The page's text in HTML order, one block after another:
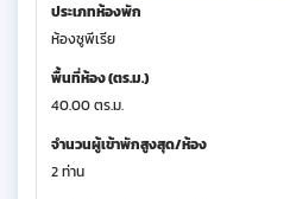
ประเภทห้องพัก
ห้องซูพีเรีย
พื้นที่ห้อง (ตร.ม.)
40.00 ตร.ม.
จำนวนผู้เข้าพักสูงสุด/ห้อง
2 ท่าน